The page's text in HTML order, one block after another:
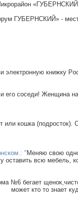
ГУБЕРНСКИЙ» -
электронную книжку
соседи! Женщина
или кошка
" Меняю свою
оставить всю мебель,
№6 бегает
может кто то знает